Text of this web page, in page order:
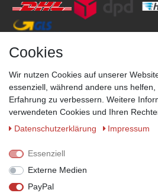
Zahlungsmöglichkeiten
Wir behalten uns das Recht vor im
Mehr
siehe Artikeldetails.
Cookies
Wir nutzen Cookies auf unserer
essenziell, während andere uns
Erfahrung zu verbessern. Weitere
verwendeten Cookies und Ihren
Daten­schutz­erklärung
Impressum
Essenziell
Externe Medien
PayPal